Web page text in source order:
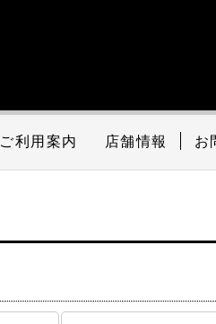
ご利用案内 店舗情報 お